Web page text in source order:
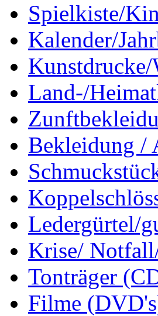
Spielkiste/
Kalender/
Land-/
Bekleidung /
Ledergürtel/
Krise/
Tonträger
Filme